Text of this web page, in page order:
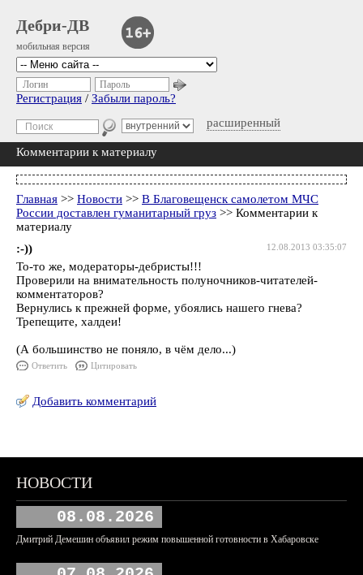
Дебри-ДВ
мобильная версия
расширенный
Логин Пароль
Регистрация / Забыли пароль?
Комментарии к материалу
Главная >> Новости >> В Благовещенск самолетом МЧС
России доставлен гуманитарный груз >> Комментарии к
материалу
12.08.2013 03:35:07
:-))
То-то же, модераторы-дебристы!!!
Проверили на внимательность полуночников-читателей-
комментаторов?
Вернулись к прежней форме, убоялись нашего гнева?
Трепещите, халдеи!
(А большинство не поняло, в чём дело...)
Ответить Цитировать
Добавить комментарий
НОВОСТИ
08.08.2026
Дмитрий Демешин объявил режим повышенной готовности в Хабаровске